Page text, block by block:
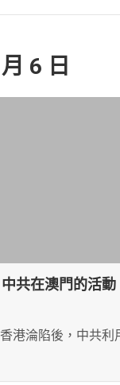
6 日
共在澳門的活動
港淪陷後，中共利